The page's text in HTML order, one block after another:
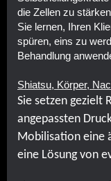
die Zellen zu
Sie lernen, Ihren
spüren, eins zu
Behandlung
Shiatsu, Körper,
Sie setzen gezielt
angepassten
Mobilisation eine
eine Lösung von